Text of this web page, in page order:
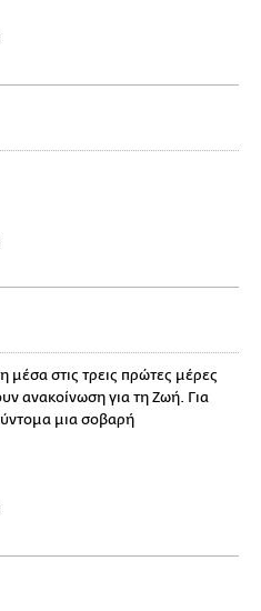
στις τρεις πρώτες μέρες
ανακοίνωση για τη Ζωή. Για
μια σοβαρή